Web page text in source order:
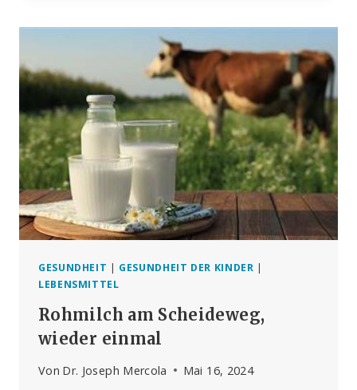
LANDWIRTEN
BEISEITE
STEHEN
MÖCHTE,
WÜRDE
DAS
UNTERNEHMEN
AUFHÖREN,
IHNEN
GIFTSTOFFE
ZU
VERKAUFEN
GESUNDHEIT | GESUNDHEIT DER KINDER |
LEBENSMITTEL
Rohmilch am Scheideweg,
wieder einmal
Von Dr. Joseph Mercola Mai 16, 2024